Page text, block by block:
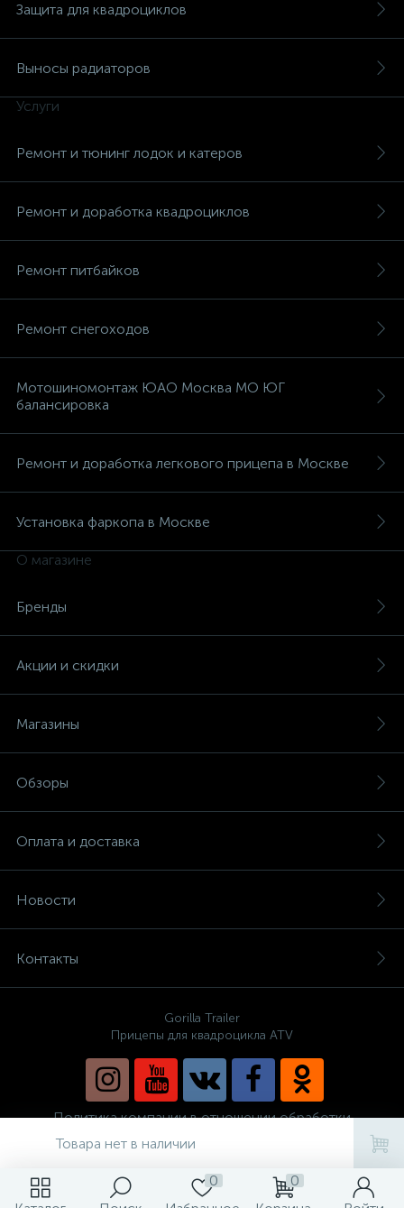
0
0
Товара нет в наличии
Защита для квадроциклов
Выносы радиаторов
Услуги
Ремонт и тюнинг лодок и катеров
Ремонт и доработка квадроциклов
Ремонт питбайков
Ремонт снегоходов
Мотошиномонтаж ЮАО Москва МО ЮГ
балансировка
Ремонт и доработка легкового прицепа в Москве
Установка фаркопа в Москве
О магазине
Бренды
Акции и скидки
Магазины
Обзоры
Оплата и доставка
Новости
Контакты
Gorilla Trailer
Прицепы для квадроцикла ATV
Политика компании в отношении обработки